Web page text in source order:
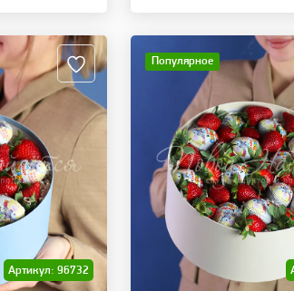
Артикул: 96732
Популярное